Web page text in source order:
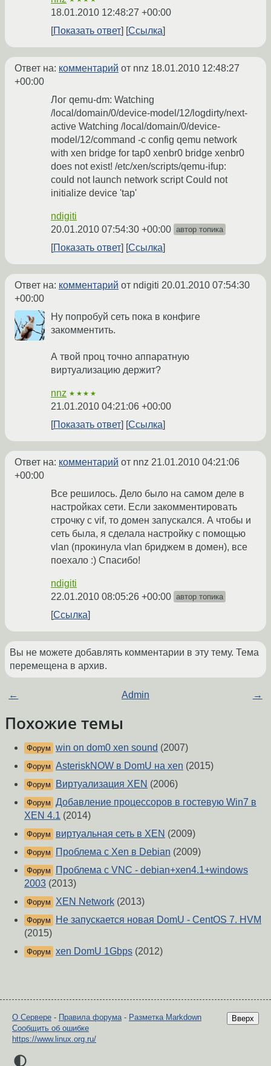
18.01.2010 12:48:27 +00:00
Показать ответ
Ссылка
Ответ на: комментарий от nnz 18.01.2010 12:48:27
+00:00
Лог qemu-dm: Watching
/local/domain/0/device-model/12/logdirty/next-
active Watching /local/domain/0/device-
model/12/command -c config qemu network
with xen bridge for tap0 xenbr0 bridge xenbr0
does not exist! /etc/xen/scripts/qemu-ifup:
could not launch network script Could not
initialize device 'tap'
ndigiti
20.01.2010 07:54:30 +00:00 автор топика
Показать ответ Ссылка
Ответ на: комментарий от ndigiti 20.01.2010 07:54:30
+00:00
Ну попробуй сеть пока в конфиге
закомментить.
А твой проц точно аппаратную
виртуализацию держит?
nnz ★★★★
21.01.2010 04:21:06 +00:00
Показать ответ
Ссылка
Ответ на: комментарий от nnz 21.01.2010 04:21:06
+00:00
Все решилось. Дело было на самом деле в
настройках сети. Если закомментировать
строчку с vif, то домен запускался. А чтобы и
сеть была, я сделала настройку с помощью
vlan (прокинула vlan бриджем в домен), все
поехало :) Спасибо!
ndigiti
22.01.2010 08:05:26 +00:00 автор топика
Ссылка
Вы не можете добавлять комментарии в эту тему. Тема
перемещена в архив.
← Admin →
Похожие темы
Форум win on dom0 xen sound (2007)
Форум AsteriskNOW в DomU на xen (2015)
Форум Виртуализация XEN (2006)
Форум Добавление процессоров в гостевую Win7 в
XEN 4.1 (2014)
Форум виртуальная сеть в XEN (2009)
Форум Проблема с Xen в Debian (2009)
Форум
Проблема с VNC - debian+xen4.1+windows
2003 (2013)
Форум XEN Network (2013)
Форум
Не запускается новая DomU - CentOS 7. HVM
(2015)
Форум xen DomU 1Gbps (2012)
Вверх
О Сервере - Правила форума - Разметка Markdown
Сообщить об ошибке
https://www.linux.org.ru/